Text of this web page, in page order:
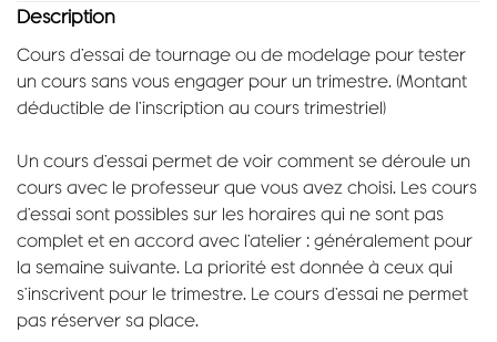
Description
Cours d’essai de tournage ou de modelage pour tester
un cours sans vous engager pour un trimestre. (Montant
déductible de l’inscription au cours trimestriel)
Un cours d’essai permet de voir comment se déroule un
cours avec le professeur que vous avez choisi. Les cours
d’essai sont possibles sur les horaires qui ne sont pas
complet et en accord avec l’atelier : généralement pour
la semaine suivante. La priorité est donnée à ceux qui
s’inscrivent pour le trimestre. Le cours d’essai ne permet
pas réserver sa place.